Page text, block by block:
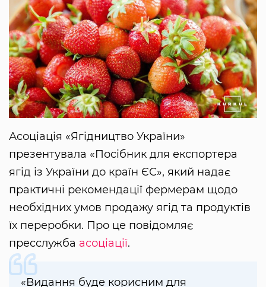
Асоціація «Ягідництво України»
презентувала «Посібник для експортера
ягід із України до країн ЄС», який надає
практичні рекомендації фермерам щодо
необхідних умов продажу ягід та продуктів
їх переробки. Про це повідомляє
пресслужба асоціації.
«Видання буде корисним для